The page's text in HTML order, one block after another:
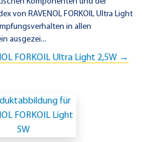
von RAVENOL FORKOIL Ultra Light
in allen
ausgezei...
FORKOIL Ultra Light 2,5W →